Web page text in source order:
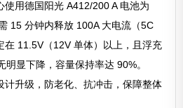
用德国阳光 A412/200 A 电池为
15 分钟内释放 100A 大电流（5C
在 11.5V（12V 单体）以上，且浮充
显下降，容量保持率达 90%。
计升级，防老化、抗冲击，保障整体